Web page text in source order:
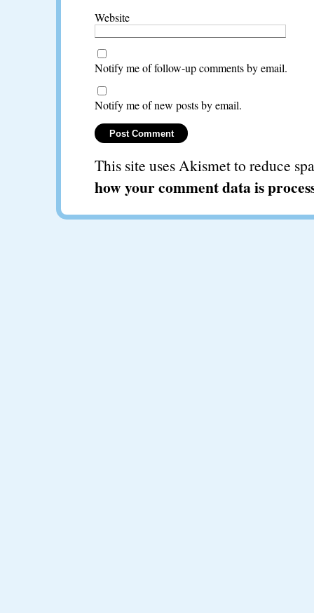
Website
Notify me of follow-up comments by email.
Notify me of new posts by email.
This site uses Akismet to reduce
how your comment data is